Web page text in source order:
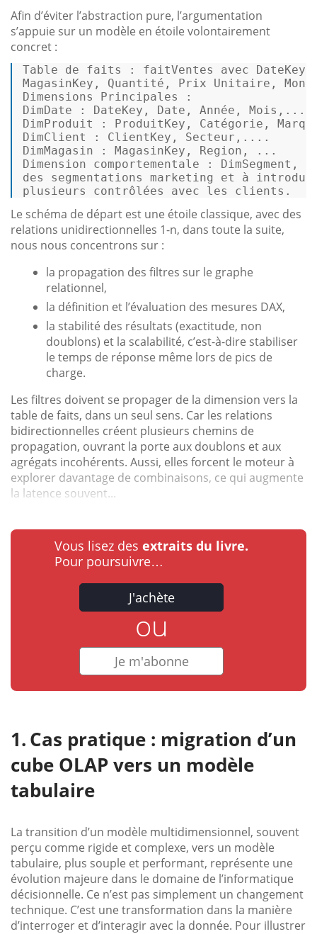
Afin d’éviter l’abstraction pure, l’argumentation
s’appuie sur un modèle en étoile volontairement
concret :
Table de faits : faitVentes avec
MagasinKey, Quantité, Prix Unitaire,
Dimensions Principales :
DimDate : DateKey, Date , Année, Mois,...
DimProduit : ProduitKey, Catégorie,
DimClient : ClientKey, Secteur,....
DimMagasin : MagasinKey, Region, ...
Dimension comportementale :
des segmentations marketing et à
plusieurs contrôlées avec les clients.
Le schéma de départ est une étoile classique, avec des
relations unidirectionnelles 1-n, dans toute la suite,
nous nous concentrons sur :
la propagation des filtres sur le graphe
relationnel,
la définition et l’évaluation des mesures DAX,
la stabilité des résultats (exactitude, non
doublons) et la scalabilité, c’est-à-dire stabiliser
le temps de réponse même lors de pics de
charge.
Les filtres doivent se propager de la dimension vers la
table de faits, dans un seul sens. Car les relations
bidirectionnelles créent plusieurs chemins de
propagation, ouvrant la porte aux doublons et aux
agrégats incohérents. Aussi, elles forcent le moteur à
explorer davantage de combinaisons, ce qui augmente
la latence souvent...
Vous lisez des extraits du livre.
Pour poursuivre…
J'achète
ou
Je m'abonne
Cas pratique : migration d’un
cube OLAP vers un modèle
tabulaire
La transition d’un modèle multidimensionnel, souvent
perçu comme rigide et complexe, vers un modèle
tabulaire, plus souple et performant, représente une
évolution majeure dans le domaine de l’informatique
décisionnelle. Ce n’est pas simplement un changement
technique. C’est une transformation dans la manière
d’interroger et d’interagir avec la donnée. Pour illustrer